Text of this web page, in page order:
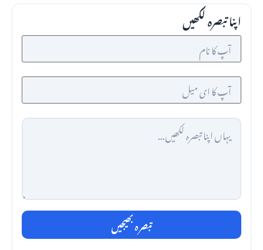
اپنا تبصرہ لکھیں
تبصرہ بھیجیں